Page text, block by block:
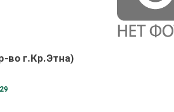
во г.Кр.Этна)